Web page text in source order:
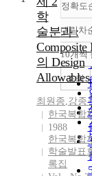
정확도
내림차
10개씩
조회
학
술분과 :
Composite
의 Design
최원종,강종
한국복합
1988
한국복합
학술발표
록집